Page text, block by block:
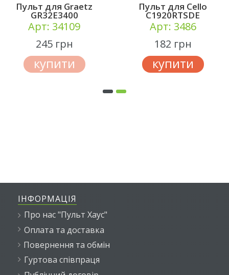
Пульт для Graetz
GR32E3400
Арт: 34109
245 грн
купити
Пульт для Cello
C1920RTSDE
Арт: 3486
182 грн
купити
ІНФОРМАЦІЯ
Про нас "Пульт Хаус"
Оплата та доставка
Повернення та обмін
Гуртова співпраця